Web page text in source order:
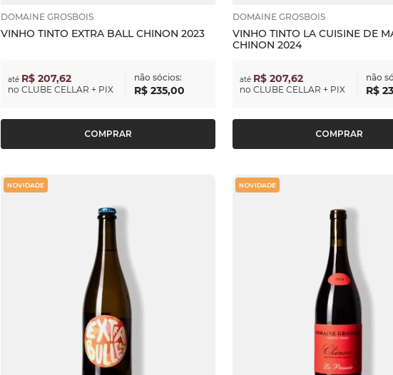
DOMAINE GROSBOIS
VINHO TINTO EXTRA BALL CHINON 2023
até R$ 207,62
no CLUBE CELLAR + PIX
não sócios:
R$ 235,00
COMPRAR
DOMAINE GROSBOIS
VINHO TINTO LA CUISINE DE
CHINON 2024
até R$ 207,62
no CLUBE CELLAR + PIX
não
R$
COMPRAR
NOVIDADE NOVIDADE